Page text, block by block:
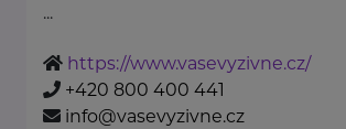
...
https://www.vasevyzivne.cz/
+420 800 400 441
info@vasevyzivne.cz